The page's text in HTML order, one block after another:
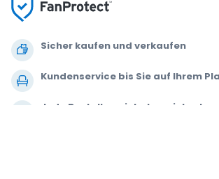
Sicher kaufen und verkaufen
Kundenservice bis Sie auf Ihrem
Jede Bestellung ist abgesichert